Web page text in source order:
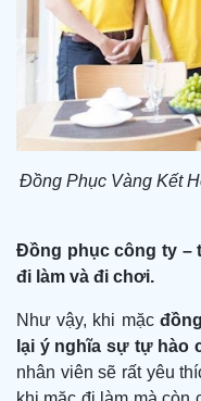
Đồng Phục Vàng Kết
Đồng phục công ty –
đi làm và đi chơi.
Như vậy, khi mặc
lại ý nghĩa sự tự hào
nhân viên sẽ rất yêu